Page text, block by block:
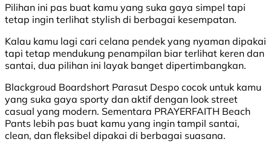
Pilihan ini pas buat kamu yang suka gaya simpel tapi
tetap ingin terlihat stylish di berbagai kesempatan.
Kalau kamu lagi cari celana pendek yang nyaman dipakai
tapi tetap mendukung penampilan biar terlihat keren dan
santai, dua pilihan ini layak banget dipertimbangkan.
Blackgroud Boardshort Parasut Despo cocok untuk kamu
yang suka gaya sporty dan aktif dengan look street
casual yang modern. Sementara PRAYERFAITH Beach
Pants lebih pas buat kamu yang ingin tampil santai,
clean, dan fleksibel dipakai di berbagai suasana.